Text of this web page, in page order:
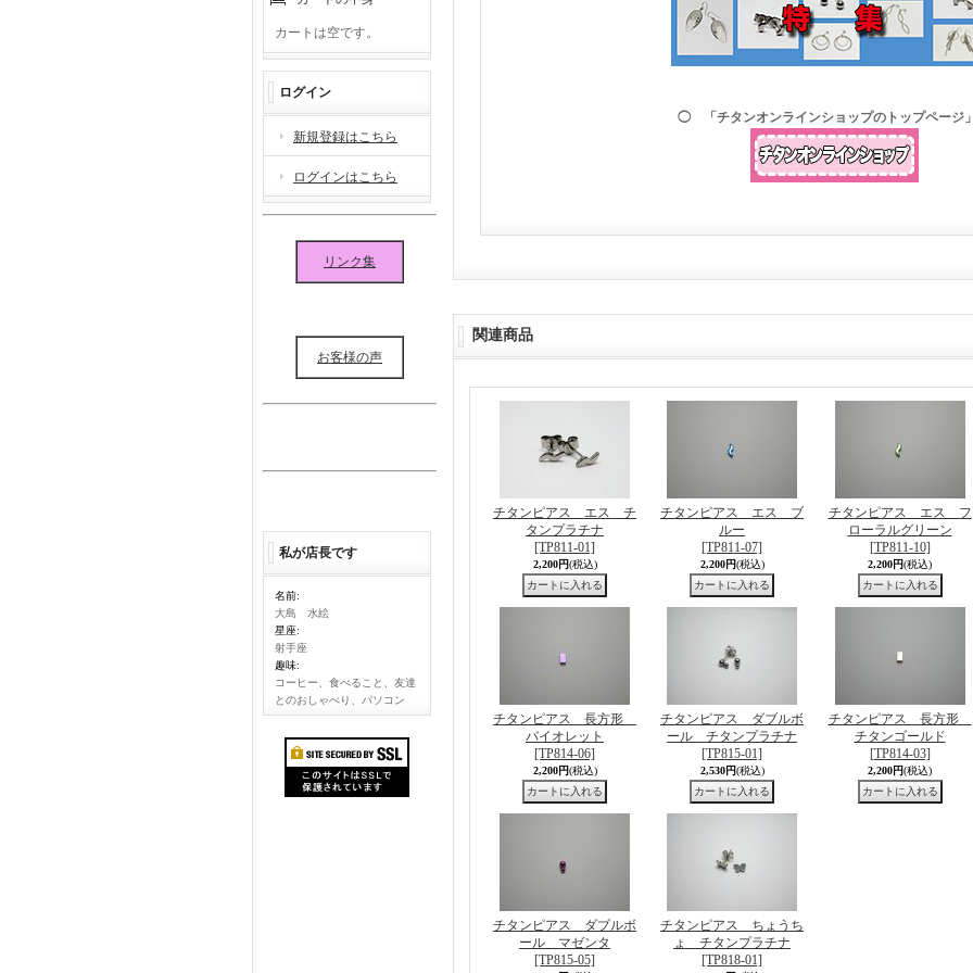
カートは空です。
ログイン
新規登録はこちら
ログインはこちら
リンク集
お客様の声
私が店長です
名前:
大島 水絵
星座:
射手座
趣味:
コーヒー、食べること、友達
とのおしゃべり、パソコン
◯ 「チタンオンラインショップのトップページ
関連商品
チタンピアス エス チ
タンプラチナ
[TP811-01]
2,200円(税込)
チタンピアス エス ブ
ルー
[TP811-07]
2,200円(税込)
チタンピアス エス フ
ローラルグリーン
[TP811-10]
2,200円(税込)
チタンピアス 長方形
バイオレット
[TP814-06]
2,200円(税込)
チタンピアス ダブルボ
ール チタンプラチナ
[TP815-01]
2,530円(税込)
チタンピアス 長方形
チタンゴールド
[TP814-03]
2,200円(税込)
チタンピアス ダブルボ
ール マゼンタ
[TP815-05]
チタンピアス ちょうち
ょ チタンプラチナ
[TP818-01]